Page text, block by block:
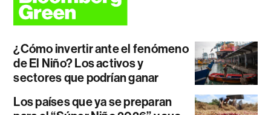
¿Cómo invertir ante el fenómeno
de El Niño? Los activos y
sectores que podrían ganar
Los países que ya se preparan